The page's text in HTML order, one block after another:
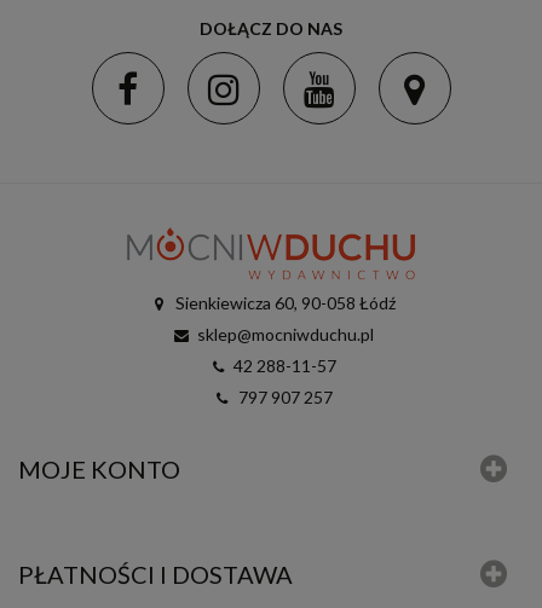
DOŁĄCZ DO NAS
Sienkiewicza 60, 90-058 Łódź
sklep@mocniwduchu.pl
42 288-11-57
797 907 257
MOJE KONTO
PŁATNOŚCI I DOSTAWA